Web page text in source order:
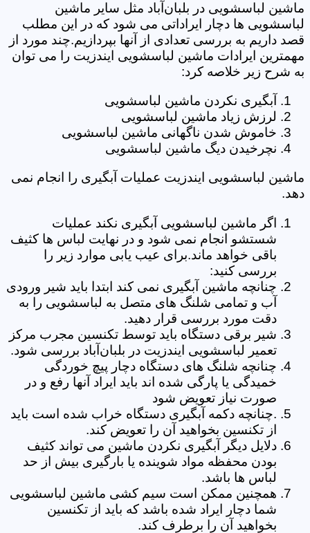
ماشین لباسشویی در بلبان‌آباد مثل سایر ماشین
لباسشویی ها دچار ایراداتی می شود که در این مطلب
قصد داریم به بررسی تعدادی از آنها بپردازیم.چند مورد از
مهمترین ایرادات ماشین لباسشویی ایندزیت را می توان
به شرح زیر خلاصه کرد:
آبگیری نکردن ماشین لباسشویی
لرزش زیاد ماشین لباسشویی
خاموش شدن ناگهانی ماشین لباسشویی
نچرخیدن دیگ ماشین لباسشویی
ماشین لباسشویی ایندزیت عملیات آبگیری را انجام نمی
دهد.
اگر ماشین لباسشویی آبگیری نکند عملیات
شستشو انجام نمی شود و در نهایت لباس ها کثیف
باقی خواهد ماند.برای عیب یابی موارد زیر را
بررسی کنید:
چنانچه ماشین آبگیری نمی کند ابتدا باید شیر ورودی
آب و تمامی شلنگ های متصل به لباسشویی را به
دقت مورد بررسی قرار دهید.
شیر برقی دستگاه باید توسط تکنسین مجرب مرکز
تعمیر لباسشویی ایندزیت در بلبان‌آباد بررسی شود.
چنانچه شلنگ های دستگاه دچار پیچ خوردگی
خمیدگی یا پارگی شده اند باید ایراد آنها رفع و در
صورت نیاز تعویض شود
.چنانچه دکمه آبگیری دستگاه خراب شده است باید
از تکنسین بخواهید آن را تعویض کند.
دلایل دیگر آبگیری نکردن ماشین می تواند کثیف
بودن محفظه مواد شوینده یا بارگیری بیش از حد
لباس ها باشد.
همچنین ممکن است سیم کشی ماشین لباسشویی
شما دچار ایراد شده باشد که باید از تکنسین
بخواهید آن را برطرف کند.